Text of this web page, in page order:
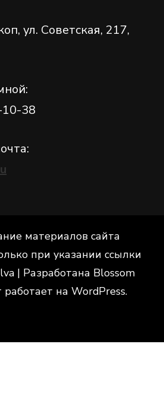
ул. Советская, 217,
приемной:
38
почта:
материалов сайта
при указании ссылки
| Разработана Blossom
работает на WordPress.